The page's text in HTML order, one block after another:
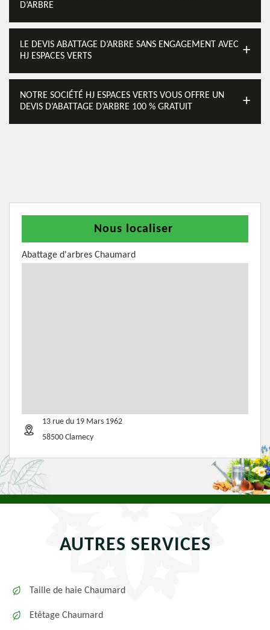
D’ARBRE
LE DEVIS ABATTAGE D’ARBRE SANS ENGAGEMENT AVEC
HJ ESPACES VERTS
NOTRE SOCIÉTÉ HJ ESPACES VERTS VOUS OFFRE UN
DEVIS D’ABATTAGE D’ARBRE 100 % GRATUIT
Nous localiser
Abattage d'arbres Chaumard
13 rue du 19 Mars 1962
58500 Clamecy
AUTRES SERVICES
Taille de haie Chaumard
Etêtage Chaumard